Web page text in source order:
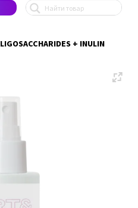
+ INULIN